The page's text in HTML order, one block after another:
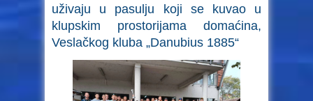
uživaju u pasulju koji se kuvao u
klupskim prostorijama domaćina,
Veslačkog kluba „Danubius 1885“